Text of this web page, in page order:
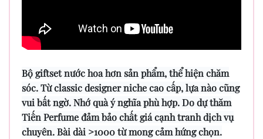
Bộ giftset nước hoa hơn sản phẩm, thể hiện chăm
sóc. Từ classic designer niche cao cấp, lựa nào cũng
vui bất ngờ. Nhớ quà ý nghĩa phù hợp. Do dự thăm
Tiến Perfume đảm bảo chất giá cạnh tranh dịch vụ
chuyên. Bài dài >1000 từ mong cảm hứng chọn.